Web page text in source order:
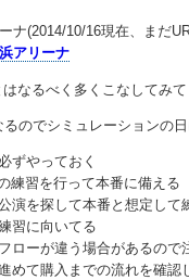
ナ(2014/10/16現在、まだ
アリーナ
なるべく多くこなしてみて
のでシミュレーションの日
ずやっておく
習を行って本番に備える
を探して本番と想定して
習に向いてる
ーが違う場合があるので
て購入までの流れを確認